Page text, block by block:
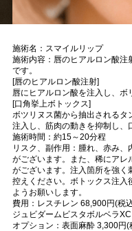
施術名：スマイルリップ
施術内容：唇のヒアルロン酸注
です。
[唇のヒアルロン酸注射]
唇にヒアルロン酸を注入し、ボ
[口角挙上ボトックス]
ボツリヌス菌から抽出される
注入し、筋肉の動きを抑制し、
施術時間：約15～20分程
リスク、副作用：腫れ、赤み
がございます。また、稀にアレ
がございます。注入箇所を強く
控えください。ボトックス注入
ようお願いします。
費用：レスチレン 68,900円(税
ジュビダームビスタボルベラ
オプション：表面麻酔 3,300円